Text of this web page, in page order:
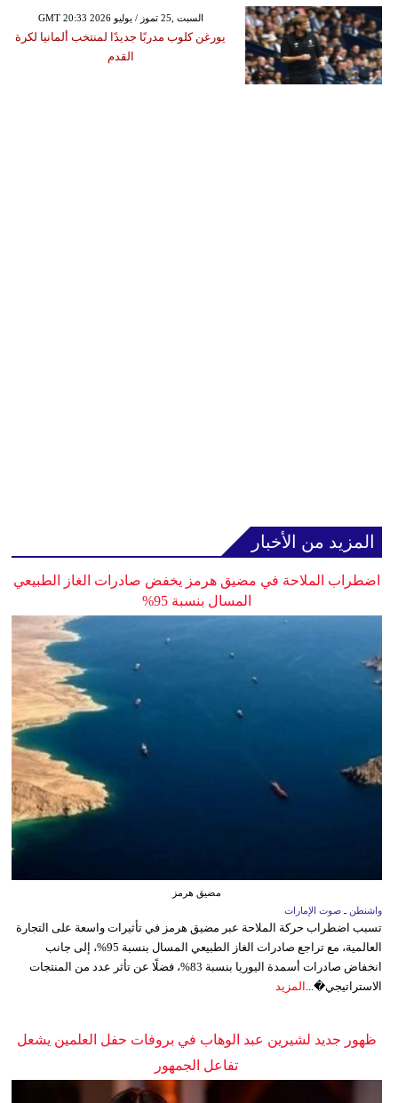
GMT 20:33 2026 السبت ,25 تموز / يوليو
يورغن كلوب مدربًا جديدًا لمنتخب ألمانيا لكرة
القدم
المزيد من الأخبار
اضطراب الملاحة في مضيق هرمز يخفض صادرات الغاز الطبيعي
المسال بنسبة 95%
مضيق هرمز
واشنطن ـ صوت الإمارات
تسبب اضطراب حركة الملاحة عبر مضيق هرمز في تأثيرات واسعة على التجارة
العالمية، مع تراجع صادرات الغاز الطبيعي المسال بنسبة 95%، إلى جانب
انخفاض صادرات أسمدة اليوريا بنسبة 83%، فضلًا عن تأثر عدد من المنتجات
الاستراتيجي�... المزيد
ظهور جديد لشيرين عبد الوهاب في بروفات حفل العلمين يشعل
تفاعل الجمهور